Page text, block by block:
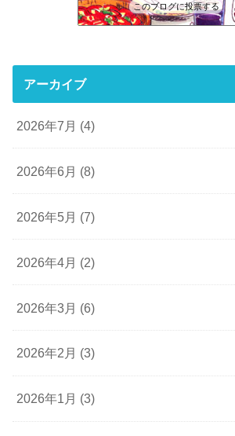
このブログに投票する
アーカイブ
2026年7月 (4)
2026年6月 (8)
2026年5月 (7)
2026年4月 (2)
2026年3月 (6)
2026年2月 (3)
2026年1月 (3)